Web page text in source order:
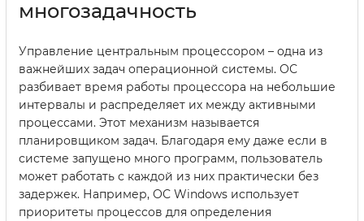
многозадачность
Управление центральным процессором – одна из
важнейших задач операционной системы. ОС
разбивает время работы процессора на небольшие
интервалы и распределяет их между активными
процессами. Этот механизм называется
планировщиком задач. Благодаря ему даже если в
системе запущено много программ, пользователь
может работать с каждой из них практически без
задержек. Например, ОС Windows использует
приоритеты процессов для определения